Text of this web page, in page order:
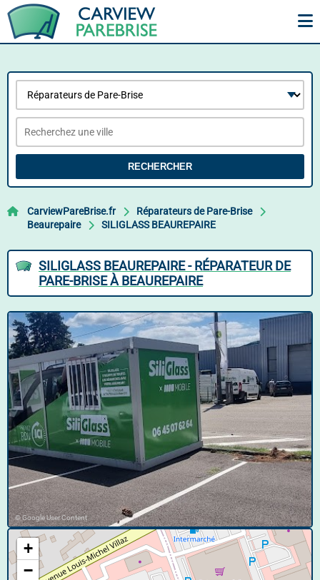
RECHERCHER
CarviewPareBrise.fr
Réparateurs de Pare-Brise
Beaurepaire
SILIGLASS BEAUREPAIRE
SILIGLASS BEAUREPAIRE - RÉPARATEUR DE
PARE-BRISE À BEAUREPAIRE
© Google User Content
+
−